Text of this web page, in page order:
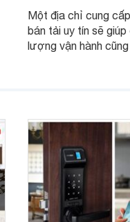
Một địa chỉ cung
bán tải uy tín sẽ
lượng vận hành